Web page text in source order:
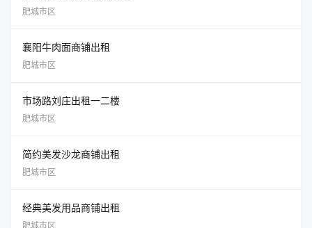
肥城市区
襄阳牛肉面商铺出租
肥城市区
市场路刘庄出租一二楼
肥城市区
简约美发沙龙商铺出租
肥城市区
经典美发用品商铺出租
肥城市区